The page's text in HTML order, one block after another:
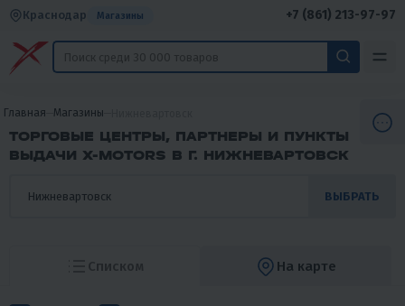
Краснодар Магазины +7 (861) 213-97-97
Главная Магазины
ТОРГОВЫЕ ЦЕНТРЫ, ПАРТНЕРЫ И ПУНКТЫ
ВЫДАЧИ X-MOTORS В Г. НИЖНЕВАРТОВСК
ВЫБРАТЬ
Списком На карте